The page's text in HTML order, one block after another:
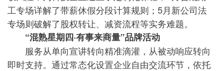
工专场详解了带薪休假分段计算规则；5月新公司法
专场则破解了股权转让、减资流程等实务难题。
“混熟星期四·有事来商量”品牌活动
服务从单向宣讲转向精准滴灌，从被动响应转向
即时支持。通过常态化设置企业自由交流环节，依托